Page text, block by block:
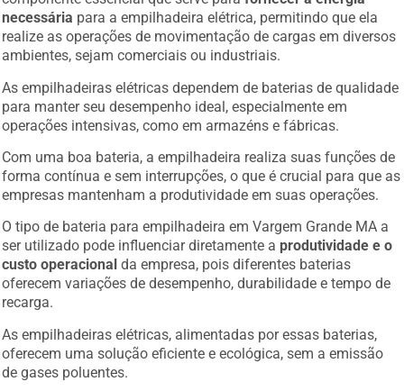
necessária para a empilhadeira elétrica, permitindo que ela
realize as operações de movimentação de cargas em diversos
ambientes, sejam comerciais ou industriais.
As empilhadeiras elétricas dependem de baterias de qualidade
para manter seu desempenho ideal, especialmente em
operações intensivas, como em armazéns e fábricas.
Com uma boa bateria, a empilhadeira realiza suas funções de
forma contínua e sem interrupções, o que é crucial para que as
empresas mantenham a produtividade em suas operações.
O tipo de bateria para empilhadeira em Vargem Grande MA a
ser utilizado pode influenciar diretamente a produtividade e o
custo operacional da empresa, pois diferentes baterias
oferecem variações de desempenho, durabilidade e tempo de
recarga.
As empilhadeiras elétricas, alimentadas por essas baterias,
oferecem uma solução eficiente e ecológica, sem a emissão
de gases poluentes.